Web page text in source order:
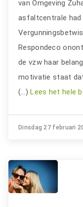
van Omgeving
asfaltcentrale had
Respondeco
de vzw haar
motivatie staat
(…)Lees het hele
Dinsdag 27 februari